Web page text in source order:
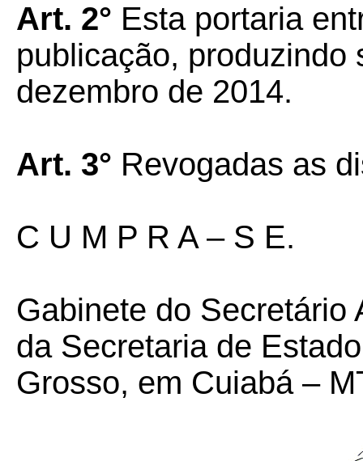
Art. 2° Esta portaria
publicação, produzindo
dezembro de 2014.
Art. 3° Revogadas as
C U M P R A – S E.
Gabinete do Secretário
da Secretaria de
Grosso, em Cuiabá –